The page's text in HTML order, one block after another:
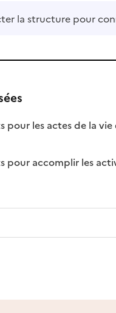
la structure pour
pour les actes de la
pour accomplir les